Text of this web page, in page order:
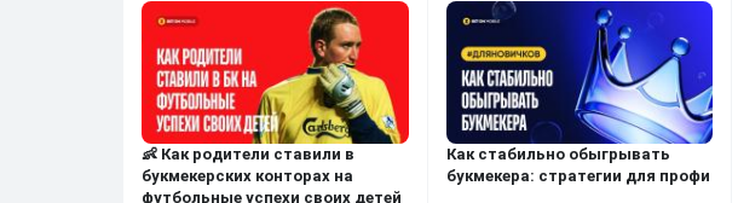
👶 Как родители ставили в
букмекерских конторах на
футбольные успехи своих детей
Как стабильно обыгрывать
букмекера: стратегии для профи